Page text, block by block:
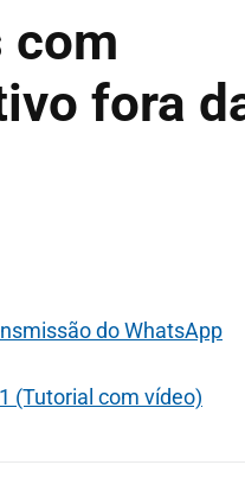
com
fora
do WhatsApp
(Tutorial com vídeo)